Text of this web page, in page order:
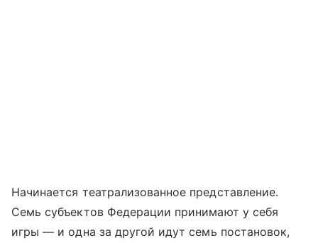
Начинается театрализованное представление.
Семь субъектов Федерации принимают у себя
игры — и одна за другой идут семь постановок,